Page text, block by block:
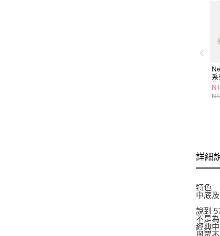
W
詳細
特色
中底
說到
不是
經典